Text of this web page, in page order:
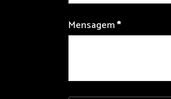
Mensagem*